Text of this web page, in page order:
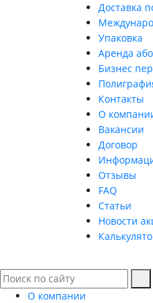
Доставка
Упаковка
Аренда
Бизнес
Контакты
О
Вакансии
Договор
Отзывы
FAQ
Статьи
Новости
О компании